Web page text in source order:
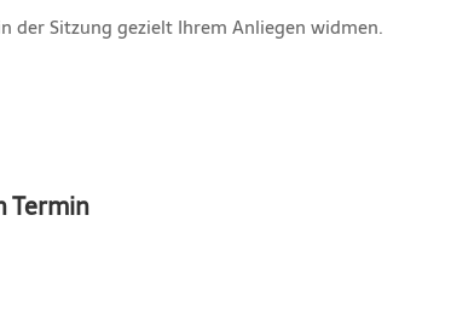
der Sitzung gezielt Ihrem Anliegen widmen.
Termin